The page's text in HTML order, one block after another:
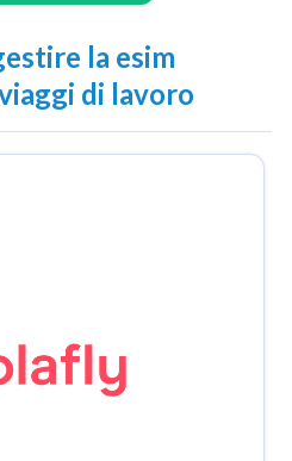
la esim
di lavoro